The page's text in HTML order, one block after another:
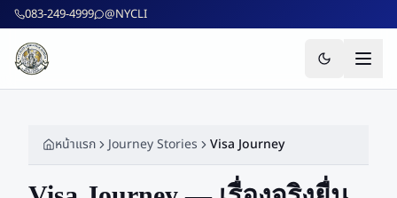
ข้ามไปยังเนื้อหาหลัก
083-249-4999 @NYCLI
หน้าแรก Journey Stories Visa Journey